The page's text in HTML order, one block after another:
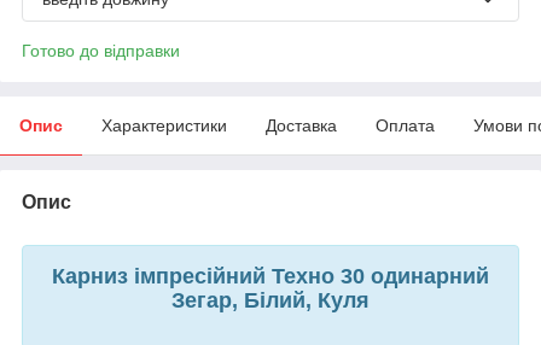
Готово до відправки
Опис Характеристики Доставка Оплата Умови
Опис
Карниз імпресійний Техно 30 одинарний
Зегар, Білий, Куля